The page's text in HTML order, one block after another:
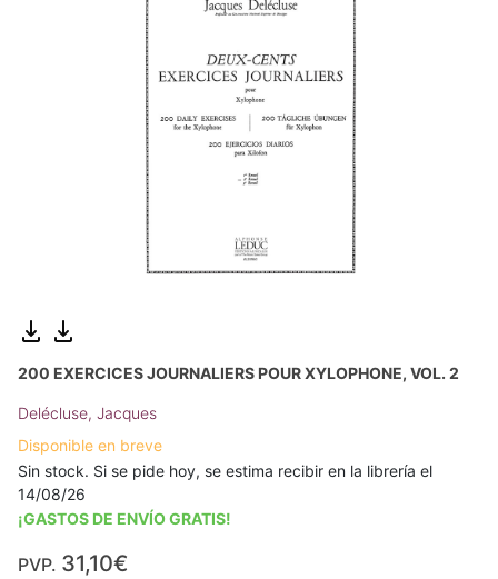
200 EXERCICES JOURNALIERS POUR XYLOPHONE, VOL. 2
Delécluse, Jacques
Disponible en breve
Sin stock. Si se pide hoy, se estima recibir en la librería el
14/08/26
¡GASTOS DE ENVÍO GRATIS!
PVP. 31,10€